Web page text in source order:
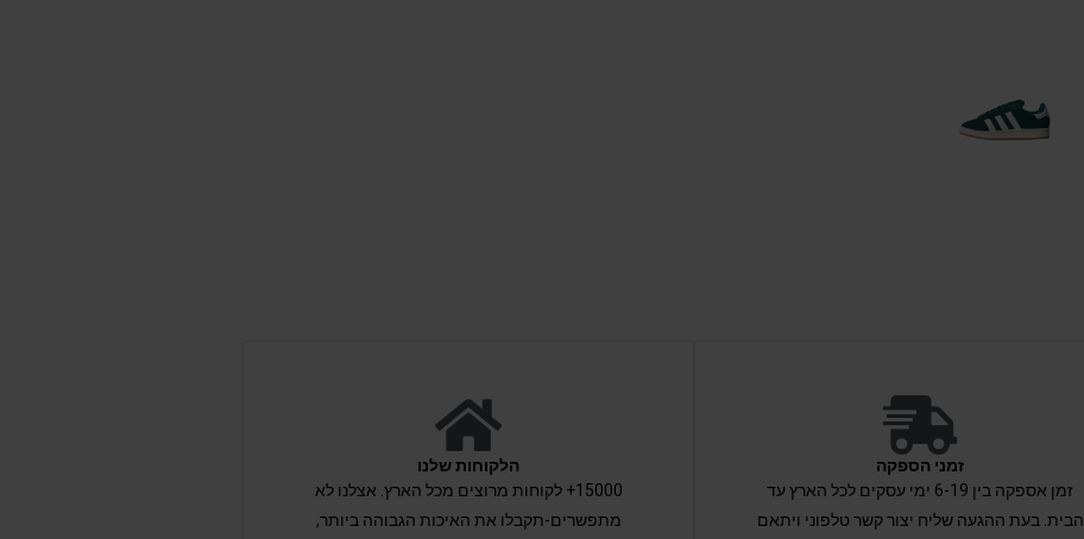
זמני הספקה
זמן אספקה בין 6-19 ימי עסקים לכל הארץ עד
הבית. בעת ההגעה שליח יצור קשר טלפוני ויתאם
הלקוחות שלנו
15000+ לקוחות מרוצים מכל הארץ. אצלנו לא
מתפשרים-תקבלו את האיכות הגבוהה ביותר,